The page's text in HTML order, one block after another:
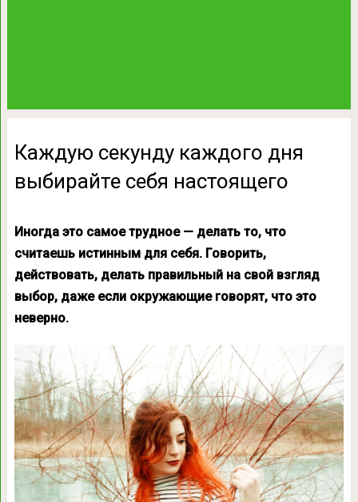
Каждую секунду каждого дня
выбирайте себя настоящего
Иногда это самое трудное — делать то, что
считаешь истинным для себя. Говорить,
действовать, делать правильный на свой взгляд
выбор, даже если окружающие говорят, что это
неверно.